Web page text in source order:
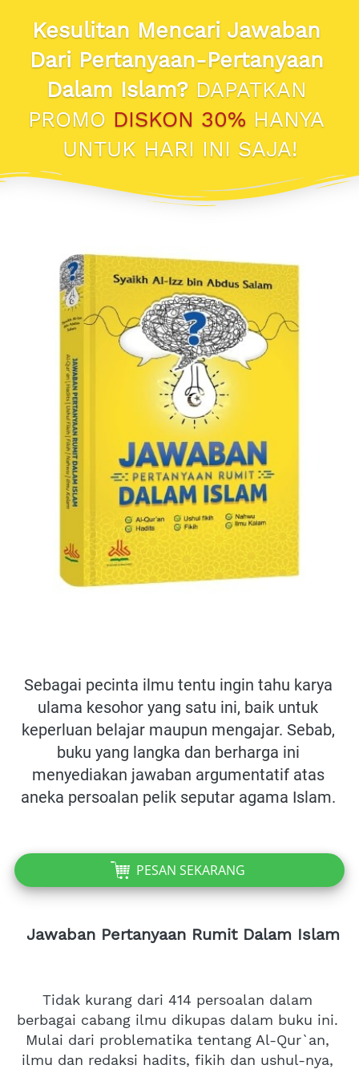
Kesulitan Mencari Jawaban
Dari Pertanyaan-Pertanyaan
Dalam Islam? DAPATKAN
PROMO DISKON 30% HANYA
UNTUK HARI INI SAJA!
Sebagai pecinta ilmu tentu ingin tahu karya
ulama kesohor yang satu ini, baik untuk
keperluan belajar maupun mengajar. Sebab,
buku yang langka dan berharga ini
menyediakan jawaban argumentatif atas
aneka persoalan pelik seputar agama Islam.
` PESAN SEKARANG
Jawaban Pertanyaan Rumit Dalam Islam
Tidak kurang dari 414 persoalan dalam
berbagai cabang ilmu dikupas dalam buku ini.
Mulai dari problematika tentang Al-Qur`an,
ilmu dan redaksi hadits, fikih dan ushul-nya,